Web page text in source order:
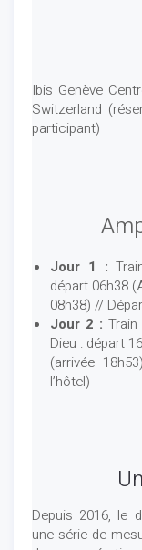
Ibis Genève
Switzerland
participant)
Jour 1 :
départ 06h38
08h38) //
Jour 2 :
Dieu : départ
(arrivée
l’hôtel)
Depuis 2016, le
une série de